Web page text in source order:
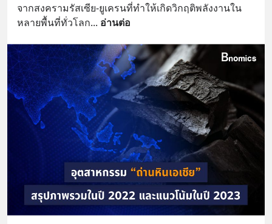
จากสงครามรัสเซีย-ยูเครนที่ทำให้เกิดวิกฤติพลังงานใน
หลายพื้นที่ทั่วโลก... อ่านต่อ